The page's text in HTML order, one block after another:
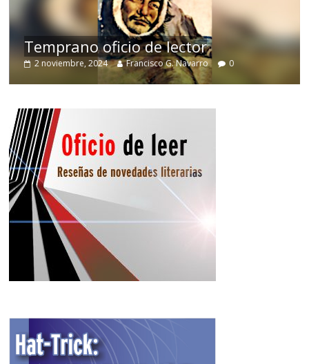
Temprano oficio de lector
2 noviembre, 2024 Francisco G. Navarro 0